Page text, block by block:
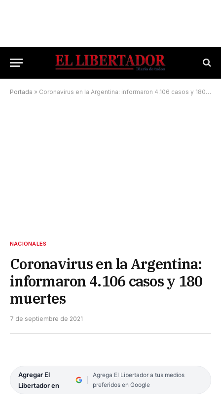
Portada » Coronavirus en la Argentina: informaron 4.106 casos y 180 muertes
NACIONALES
Coronavirus en la Argentina:
informaron 4.106 casos y 180
muertes
7 de septiembre de 2021
Agregar El
Libertador en
Agrega El Libertador a tus medios
preferidos en Google